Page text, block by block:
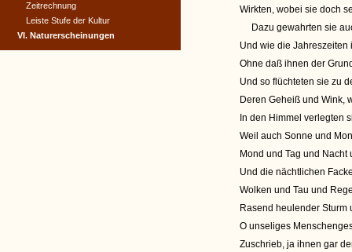
Wirkten, wobei sie doch
Dazu gewahrten sie
Und wie die Jahreszeiten
Ohne daß ihnen der
Und so flüchteten sie zu
Deren Geheiß und Wink,
In den Himmel verlegten
Weil auch Sonne und
Mond und Tag und
Und die nächtlichen
Wolken und Tau und
Rasend heulender
O unseliges
Zuschrieb, ja ihnen gar
Zeitrechnung
Leiste Stufe der Kultur
VI. Naturerscheinungen